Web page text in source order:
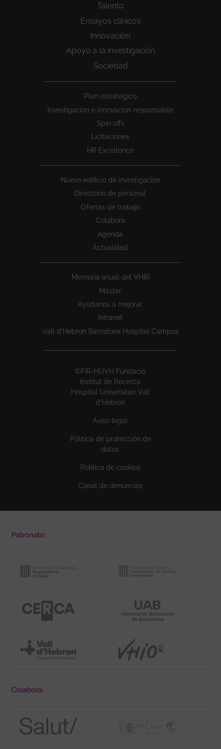
Talento
Ensayos clínicos
Innovación
Apoyo a la investigación
Sociedad
Plan estratégico
Investigacion e innovacion responsable
Spin offs
Licitaciones
HR Excellence
Nuevo edificio de investigación
Directorio de personal
Ofertas de trabajo
Colabora
Agenda
Actualidad
Memoria anual del VHIR
Máster
Ayúdanos a mejorar
Intranet
Vall d’Hebron Barcelona Hospital Campus
©FIR-HUVH Fundació
Institut de Recerca
Hospital Universitari Vall
d'Hebron
Aviso legal
Política de protección de
datos
Política de cookies
Canal de denuncias
Patronato:
Colabora: